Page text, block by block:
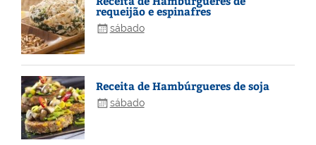
requeijão e espinafres
sábado
Receita de Hambúrgueres de soja
sábado